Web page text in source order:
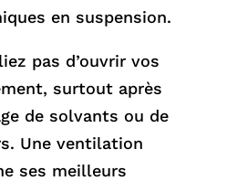
en suspension.
pas d’ouvrir vos
surtout après
de solvants ou de
Une ventilation
ses meilleurs